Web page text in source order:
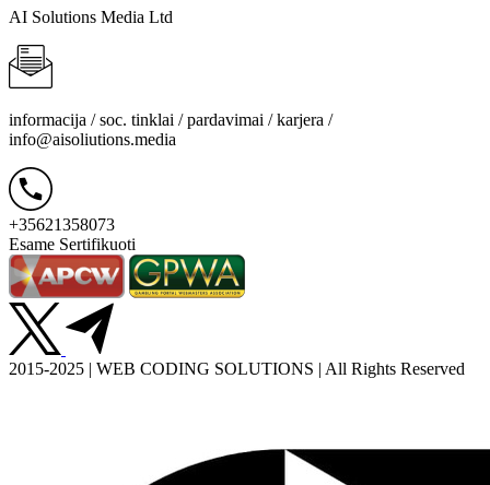
AI Solutions Media Ltd
informacija / soc. tinklai / pardavimai / karjera /
info@aisoliutions.media
+35621358073
Esame Sertifikuoti
2015-2025 | WEB CODING SOLUTIONS | All Rights Reserved